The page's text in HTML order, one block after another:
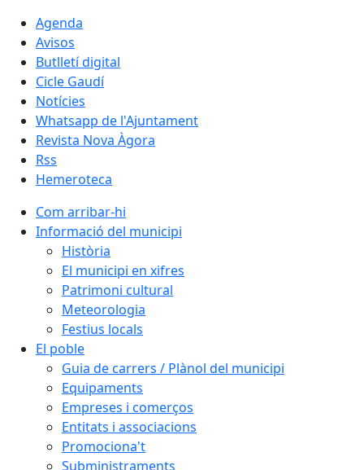
Agenda
Avisos
Butlletí digital
Cicle Gaudí
Notícies
Whatsapp de l'Ajuntament
Revista Nova Àgora
Rss
Hemeroteca
Com arribar-hi
Informació del municipi
Història
El municipi en xifres
Patrimoni cultural
Meteorologia
Festius locals
El poble
Guia de carrers / Plànol del municipi
Equipaments
Empreses i comerços
Entitats i associacions
Promociona't
Subministraments